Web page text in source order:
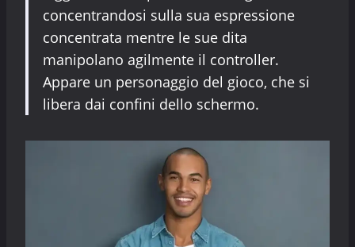
concentrandosi sulla sua espressione
concentrata mentre le sue dita
manipolano agilmente il controller.
Appare un personaggio del gioco, che si
libera dai confini dello schermo.